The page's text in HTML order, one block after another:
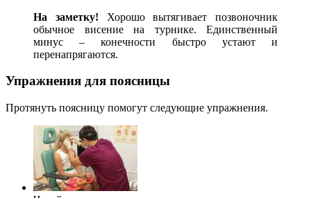
На заметку! Хорошо вытягивает позвоночник
обычное висение на турнике. Единственный
минус – конечности быстро устают и
перенапрягаются.
Упражнения для поясницы
Протянуть поясницу помогут следующие упражнения.